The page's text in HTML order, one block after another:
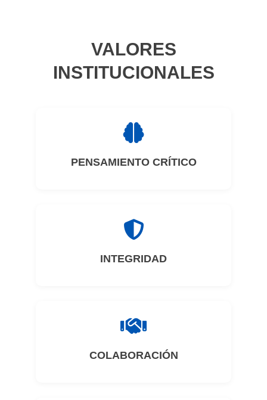
VALORES
INSTITUCIONALES
PENSAMIENTO CRÍTICO
INTEGRIDAD
COLABORACIÓN